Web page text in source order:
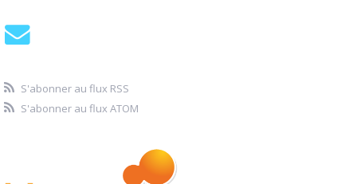
S'abonner au flux RSS
S'abonner au flux ATOM